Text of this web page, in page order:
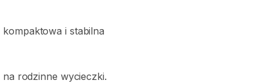
kompaktowa i stabilna
na rodzinne wycieczki.